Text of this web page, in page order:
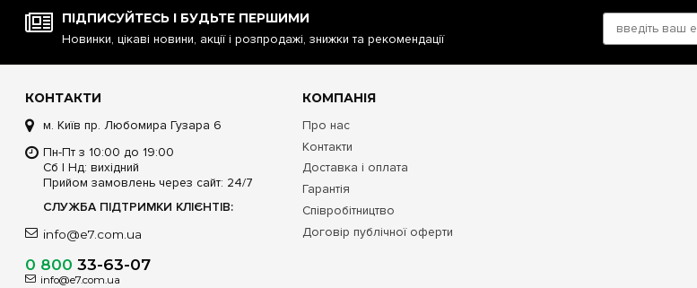
ПІДПИСУЙТЕСЬ І БУДЬТЕ ПЕРШИМИ
Новинки, цікаві новини, акції і розпродажі, знижки та рекомендації
КОНТАКТИ
м. Київ пр. Любомира Гузара 6
Пн-Пт з 10:00 до 19:00
Сб | Нд: вихідний
Прийом замовлень через сайт: 24/7
СЛУЖБА ПІДТРИМКИ КЛІЄНТІВ:
info@e7.com.ua
0 800 33-63-07
info@e7.com.ua
КОМПАНІЯ
Про нас
Контакти
Доставка і оплата
Гарантія
Співробітництво
Договір публічної оферти